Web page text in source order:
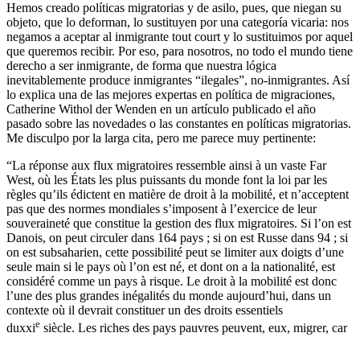
Hemos creado políticas migratorias y de asilo, pues, que niegan su
objeto, que lo deforman, lo sustituyen por una categoría vicaria: nos
negamos a aceptar al inmigrante tout court y lo sustituimos por aquel
que queremos recibir. Por eso, para nosotros, no todo el mundo tiene
derecho a ser inmigrante, de forma que nuestra lógica
inevitablemente produce inmigrantes “ilegales”, no-inmigrantes. Así
lo explica una de las mejores expertas en política de migraciones,
Catherine Withol der Wenden en un artículo publicado el año
pasado sobre las novedades o las constantes en políticas migratorias.
Me disculpo por la larga cita, pero me parece muy pertinente:
“La réponse aux flux migratoires ressemble ainsi à un vaste Far
West, où les États les plus puissants du monde font la loi par les
règles qu’ils édictent en matière de droit à la mobilité, et n’acceptent
pas que des normes mondiales s’imposent à l’exercice de leur
souveraineté que constitue la gestion des flux migratoires. Si l’on est
Danois, on peut circuler dans 164 pays ; si on est Russe dans 94 ; si
on est subsaharien, cette possibilité peut se limiter aux doigts d’une
seule main si le pays où l’on est né, et dont on a la nationalité, est
considéré comme un pays à risque. Le droit à la mobilité est donc
l’une des plus grandes inégalités du monde aujourd’hui, dans un
contexte où il devrait constituer un des droits essentiels
duxxie siècle. Les riches des pays pauvres peuvent, eux, migrer, car